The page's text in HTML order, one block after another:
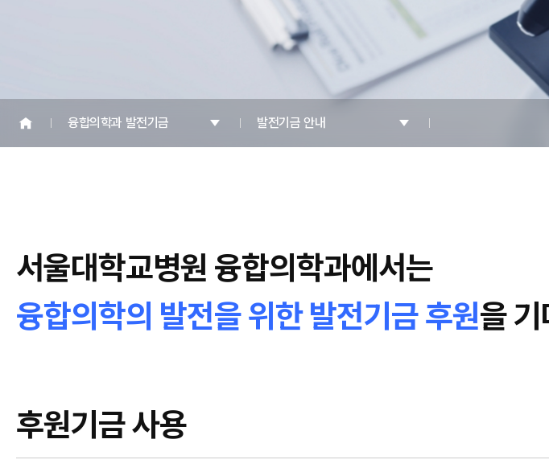
융합의학과 발전기금 발전기금 안내
서울대학교병원 융합의학과에서는
융합의학의 발전을 위한 발전기금 후원을
후원기금 사용